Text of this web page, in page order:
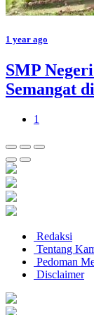
1 year ago
SMP
Semangat
1
Redaksi
Tentang
Pedoman
Disclaimer